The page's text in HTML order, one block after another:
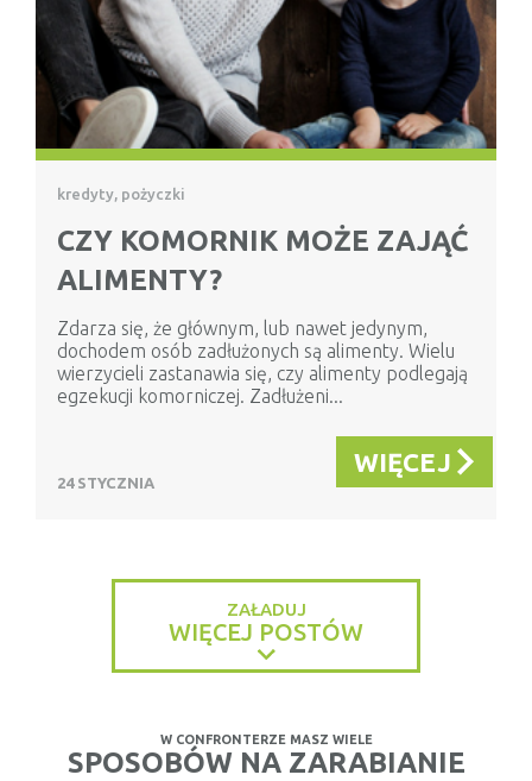
kredyty, pożyczki
CZY KOMORNIK MOŻE ZAJĄĆ
ALIMENTY?
Zdarza się, że głównym, lub nawet jedynym,
dochodem osób zadłużonych są alimenty. Wielu
wierzycieli zastanawia się, czy alimenty podlegają
egzekucji komorniczej. Zadłużeni...
24 STYCZNIA
WIĘCEJ
ZAŁADUJ
WIĘCEJ POSTÓW
W CONFRONTERZE MASZ WIELE
SPOSOBÓW NA ZARABIANIE